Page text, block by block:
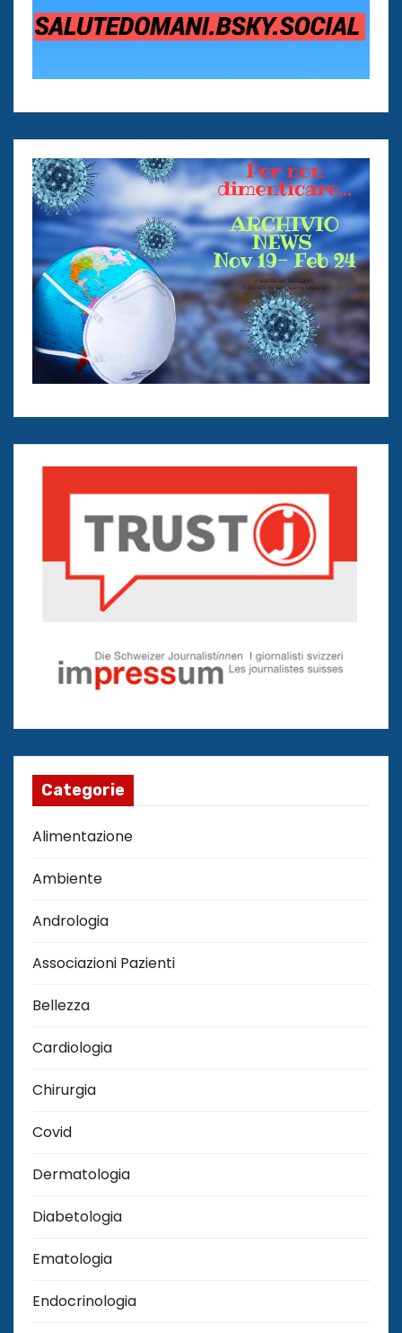
Categorie
Alimentazione
Ambiente
Andrologia
Associazioni Pazienti
Bellezza
Cardiologia
Chirurgia
Covid
Dermatologia
Diabetologia
Ematologia
Endocrinologia